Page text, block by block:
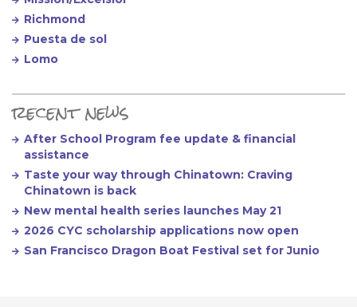
Richmond
Puesta de sol
Lomo
recent news
After School Program fee update & financial
assistance
Taste your way through Chinatown: Craving
Chinatown is back
New mental health series launches May 21
2026 CYC scholarship applications now open
San Francisco Dragon Boat Festival set for Junio